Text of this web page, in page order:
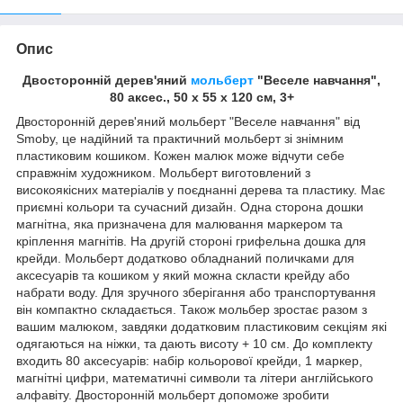
Опис
Двосторонній дерев'яний мольберт "Веселе навчання",
80 аксес., 50 х 55 х 120 см, 3+
Двосторонній дерев'яний мольберт "Веселе навчання" від
Smoby, це надійний та практичний мольберт зі знімним
пластиковим кошиком. Кожен малюк може відчути себе
справжнім художником. Мольберт виготовлений з
високоякісних матеріалів у поєднанні дерева та пластику. Має
приємні кольори та сучасний дизайн. Одна сторона дошки
магнітна, яка призначена для малювання маркером та
кріплення магнітів. На другій стороні грифельна дошка для
крейди. Мольберт додатково обладнаний поличками для
аксесуарів та кошиком у який можна скласти крейду або
набрати воду. Для зручного зберігання або транспортування
він компактно складається. Також мольбер зростає разом з
вашим малюком, завдяки додатковим пластиковим секціям які
одягаються на ніжки, та дають висоту + 10 см. До комплекту
входить 80 аксесуарів: набір кольорової крейди, 1 маркер,
магнітні цифри, математичні символи та літери англійського
алфавіту. Двосторонній мольберт допоможе зробити